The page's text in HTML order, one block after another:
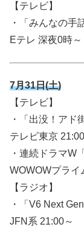
【テレビ】
・「みんなの手
Eテレ 深夜0時～
7月31日(土)
【テレビ】
・「出没！アド
テレビ東京
・連続ドラマW
WOWOWプライ
【ラジオ】
・「V6 Next
JFN系 21:00～